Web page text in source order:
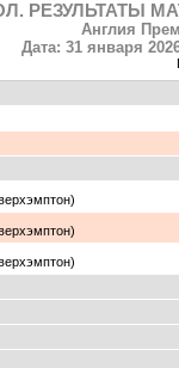
РЕЗУЛЬТАТЫ
Англия
Дата: 31 января